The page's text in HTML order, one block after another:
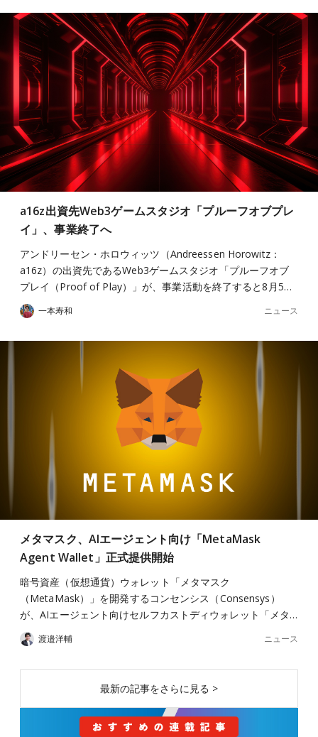
a16z出資先Web3ゲームスタジオ「プルーフオブプレ
イ」、事業終了へ
アンドリーセン・ホロウィッツ（Andreessen Horowitz：
a16z）の出資先であるWeb3ゲームスタジオ「プルーフオブ
プレイ（Proof of Play）」が、事業活動を終了すると8月5…
一本寿和 ニュース
メタマスク、AIエージェント向け「MetaMask
Agent Wallet」正式提供開始
暗号資産（仮想通貨）ウォレット「メタマスク
（MetaMask）」を開発するコンセンシス（Consensys）
が、AIエージェント向けセルフカストディウォレット「メタ…
渡邉洋輔 ニュース
最新の記事をさらに見る >